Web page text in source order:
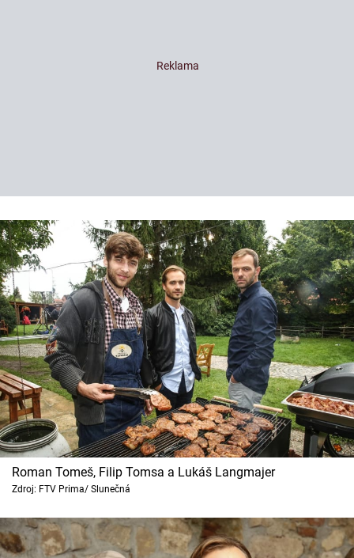
Roman Tomeš, Filip Tomsa a Lukáš Langmajer
Zdroj: FTV Prima/ Slunečná